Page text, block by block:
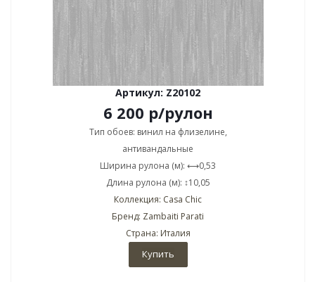
Артикул: Z20102
6 200 р/рулон
Тип обоев: винил на флизелине,
антивандальные
Ширина рулона (м): ⟷0,53
Длина рулона (м): ↕10,05
Коллекция: Casa Chic
Бренд: Zambaiti Parati
Страна: Италия
Купить